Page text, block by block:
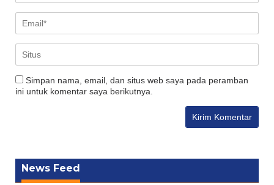
Simpan nama, email, dan situs web saya pada peramban
ini untuk komentar saya berikutnya.
News Feed